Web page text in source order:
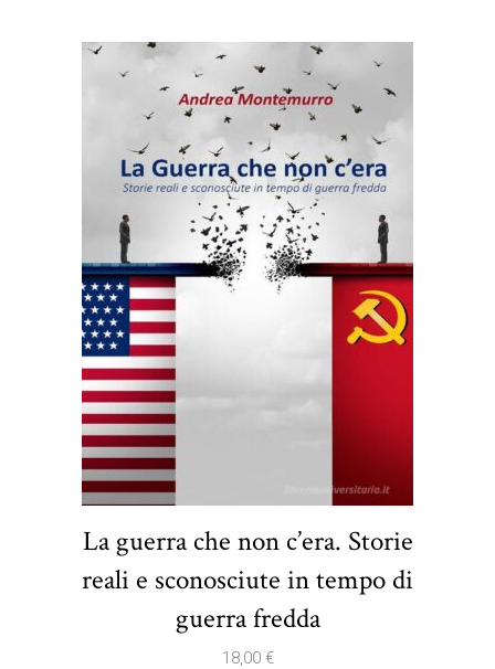
La guerra che non c’era. Storie
reali e sconosciute in tempo di
guerra fredda
18,00 €